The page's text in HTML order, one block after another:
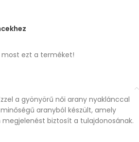
most ezt a terméket!
a gyönyörű női arany nyaklánccal
aranyból készült, amely
biztosít a tulajdonosának.